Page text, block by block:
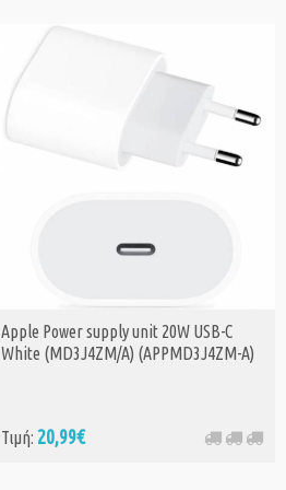
Apple Power supply unit 20W USB-C
White (MD3J4ZM/A) (APPMD3J4ZM-A)
Τιμή: 20,99€